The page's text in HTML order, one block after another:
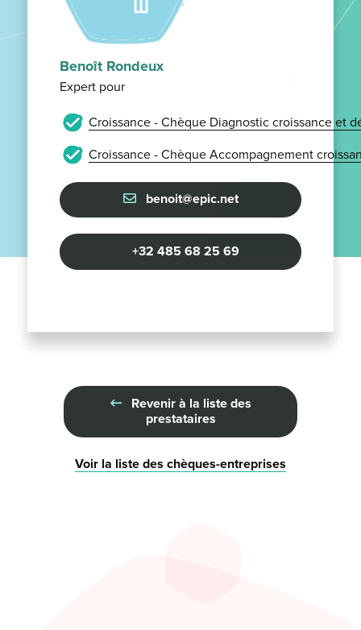
Benoît Rondeux
Expert pour
Croissance - Chèque Diagnostic croissance et
Croissance - Chèque Accompagnement
benoit@epic.net
+32 485 68 25 69
Revenir à la liste des
prestataires
Voir la liste des chèques-entreprises